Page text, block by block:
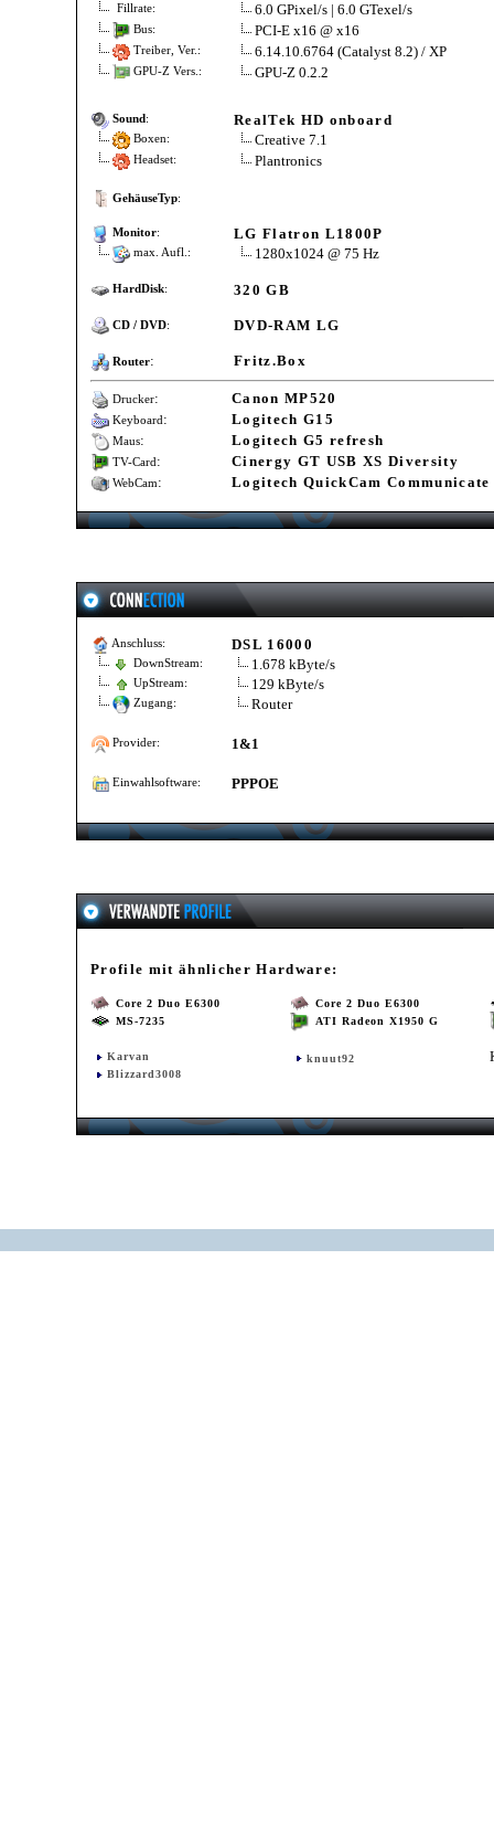
Fillrate: 6.0 GPixel/s | 6.0 GTexel/s
Bus: PCI-E x16 @ x16
Treiber, Ver.: 6.14.10.6764 (Catalyst 8.2) / XP
GPU-Z Vers.: GPU-Z 0.2.2
Sound: RealTek HD onboard
Boxen: Creative 7.1
Headset: Plantronics
GehäuseTyp:
Monitor: LG Flatron L1800P
max. Aufl.: 1280x1024 @ 75 Hz
HardDisk: 320 GB
CD / DVD: DVD-RAM LG
Router: Fritz.Box
Drucker: Canon MP520
Keyboard: Logitech G15
Maus: Logitech G5 refresh
TV-Card: Cinergy GT USB XS Diversity
WebCam: Logitech QuickCam Communicate
Anschluss: DSL 16000
DownStream: 1.678 kByte/s
UpStream: 129 kByte/s
Zugang: Router
Provider: 1&1
Einwahlsoftware: PPPOE
Profile mit ähnlicher Hardware:
Core 2 Duo E6300
MS-7235
Karvan
Blizzard3008
Core 2 Duo E6300
ATI Radeon X1950 G
knuut92